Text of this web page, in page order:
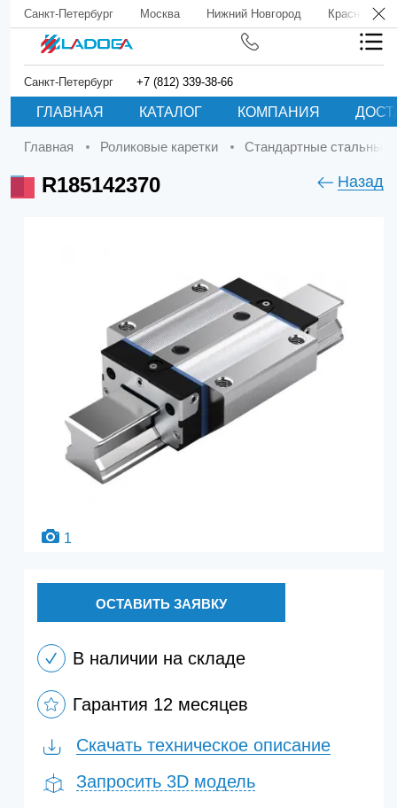
Санкт-Петербург Москва Нижний Новгород Краснодар
Санкт-Петербург +7 (812) 339-38-66
ГЛАВНАЯ КАТАЛОГ КОМПАНИЯ
Главная Роликовые каретки Стандартные стальные
R185142370 Назад
1
ОСТАВИТЬ ЗАЯВКУ
В наличии на складе
Гарантия 12 месяцев
Скачать техническое описание
Запросить 3D модель